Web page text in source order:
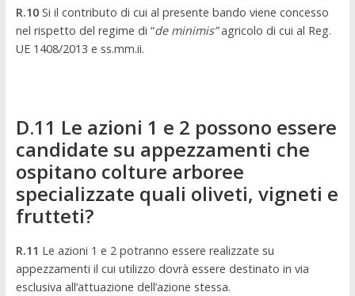
R.10Si il contributo di cui al presente bando viene concesso
nel rispetto del regime di “de minimis”agricolo di cui al Reg.
UE 1408/2013 e ss.mm.ii.
D.11 Le azioni 1 e 2 possono essere
candidate su appezzamenti che
ospitano colture arboree
specializzate quali oliveti, vigneti e
frutteti?
R.11 Le azioni 1 e 2 potranno essere realizzate su
appezzamenti il cui utilizzo dovrà essere destinato in via
esclusiva all’attuazione dell’azione stessa.